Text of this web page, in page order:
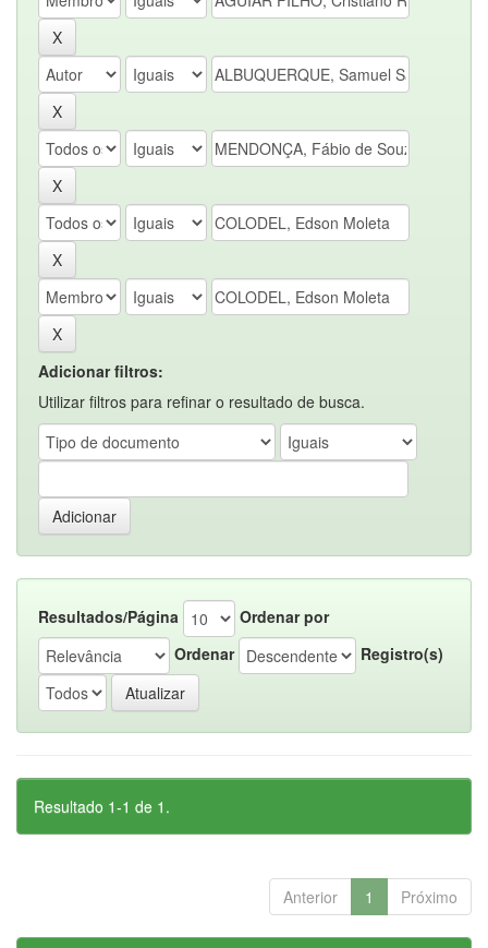
Adicionar filtros:
Utilizar filtros para refinar o resultado de busca.
Resultados/Página
Ordenar por
Ordenar
Registro(s)
Resultado 1-1 de 1.
Anterior 1 Próximo